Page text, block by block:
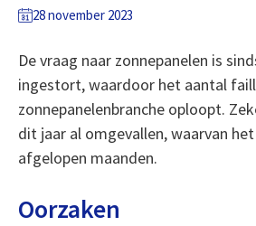
28 november 2023
De vraag naar zonnepanelen is
ingestort, waardoor het aantal
zonnepanelenbranche oploopt.
dit jaar al omgevallen, waarvan
afgelopen maanden.
Oorzaken